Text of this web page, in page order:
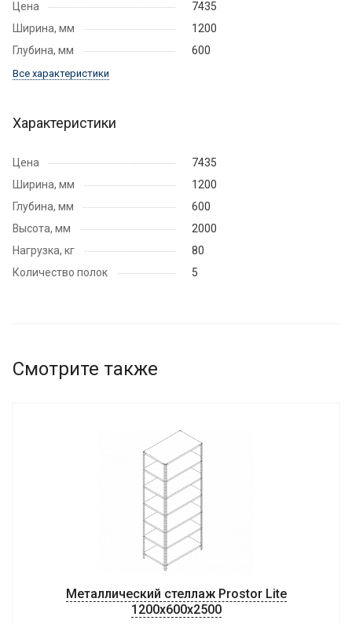
Цена
7435
Ширина, мм
1200
Глубина, мм
600
Все характеристики
Характеристики
Цена
7435
Ширина, мм
1200
Глубина, мм
600
Высота, мм
2000
Нагрузка, кг
80
Количество полок
5
Смотрите также
Металлический стеллаж Prostor Lite
1200x600x2500